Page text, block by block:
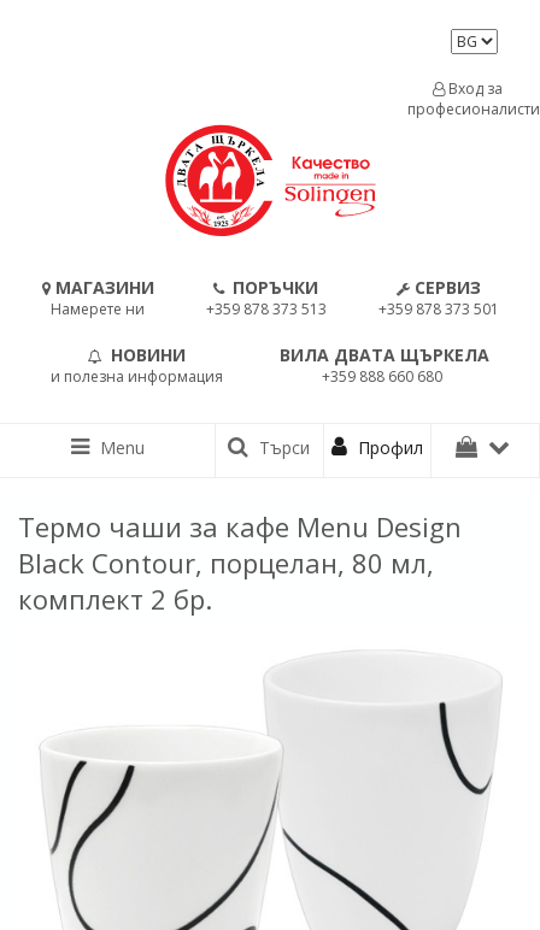
МАГАЗИНИ
Намерете ни
ПОРЪЧКИ
+359 878 373 513
СЕРВИЗ
+359 878 373 501
НОВИНИ
и полезна информация
ВИЛА ДВАТА ЩЪРКЕЛА
+359 888 660 680
Вход за
професионалисти
Menu Търси Профил
Термо чаши за кафе Menu Design
Black Contour, порцелан, 80 мл,
комплект 2 бр.